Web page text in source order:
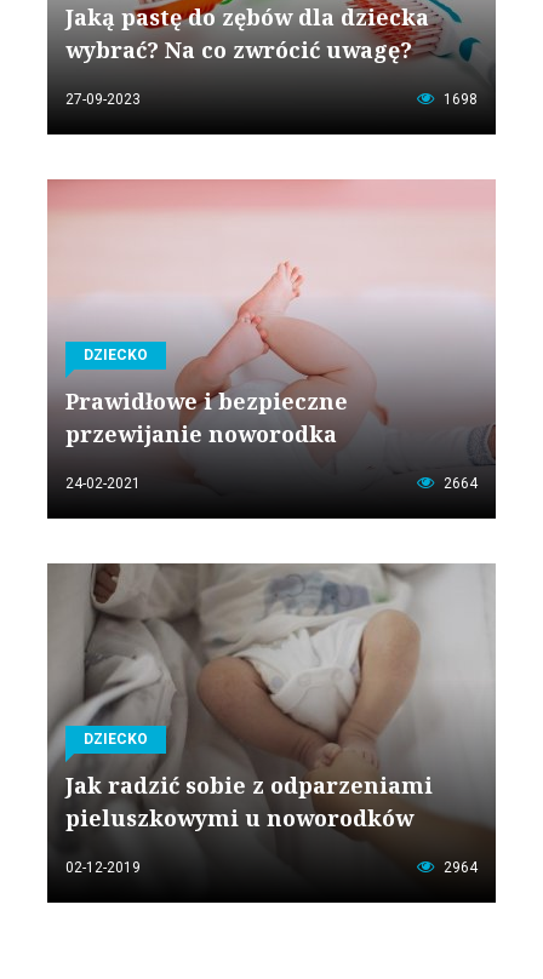
Jaką pastę do zębów dla dziecka
wybrać? Na co zwrócić uwagę?
27-09-2023 1698
DZIECKO
Prawidłowe i bezpieczne
przewijanie noworodka
24-02-2021 2664
DZIECKO
Jak radzić sobie z odparzeniami
pieluszkowymi u noworodków
02-12-2019 2964